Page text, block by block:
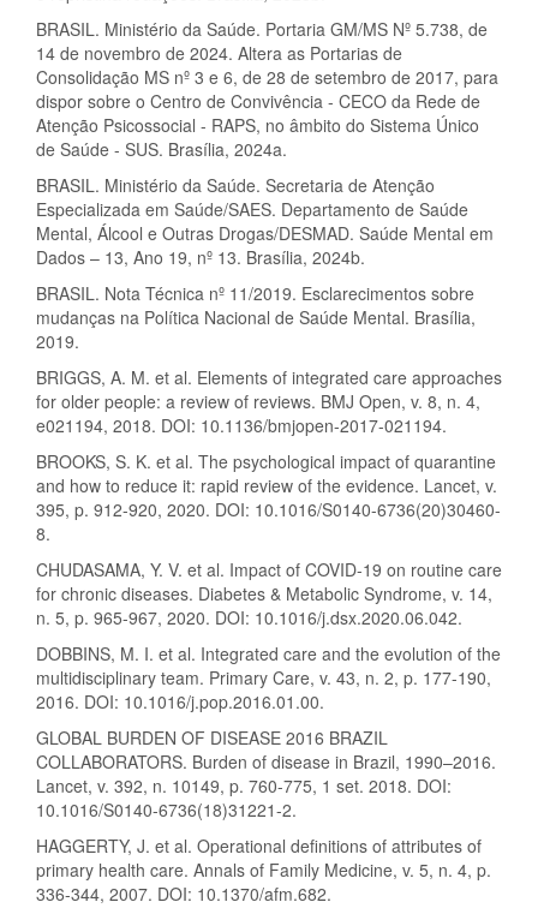
BRASIL. Ministério da Saúde. Portaria GM/MS Nº 5.738, de
14 de novembro de 2024. Altera as Portarias de
Consolidação MS nº 3 e 6, de 28 de setembro de 2017, para
dispor sobre o Centro de Convivência - CECO da Rede de
Atenção Psicossocial - RAPS, no âmbito do Sistema Único
de Saúde - SUS. Brasília, 2024a.
BRASIL. Ministério da Saúde. Secretaria de Atenção
Especializada em Saúde/SAES. Departamento de Saúde
Mental, Álcool e Outras Drogas/DESMAD. Saúde Mental em
Dados – 13, Ano 19, nº 13. Brasília, 2024b.
BRASIL. Nota Técnica nº 11/2019. Esclarecimentos sobre
mudanças na Política Nacional de Saúde Mental. Brasília,
2019.
BRIGGS, A. M. et al. Elements of integrated care approaches
for older people: a review of reviews. BMJ Open, v. 8, n. 4,
e021194, 2018. DOI: 10.1136/bmjopen-2017-021194.
BROOKS, S. K. et al. The psychological impact of quarantine
and how to reduce it: rapid review of the evidence. Lancet, v.
395, p. 912-920, 2020. DOI: 10.1016/S0140-6736(20)30460-
8.
CHUDASAMA, Y. V. et al. Impact of COVID-19 on routine care
for chronic diseases. Diabetes & Metabolic Syndrome, v. 14,
n. 5, p. 965-967, 2020. DOI: 10.1016/j.dsx.2020.06.042.
DOBBINS, M. I. et al. Integrated care and the evolution of the
multidisciplinary team. Primary Care, v. 43, n. 2, p. 177-190,
2016. DOI: 10.1016/j.pop.2016.01.00.
GLOBAL BURDEN OF DISEASE 2016 BRAZIL
COLLABORATORS. Burden of disease in Brazil, 1990–2016.
Lancet, v. 392, n. 10149, p. 760-775, 1 set. 2018. DOI:
10.1016/S0140-6736(18)31221-2.
HAGGERTY, J. et al. Operational definitions of attributes of
primary health care. Annals of Family Medicine, v. 5, n. 4, p.
336-344, 2007. DOI: 10.1370/afm.682.